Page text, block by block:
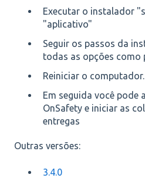
Executar o instalador
"aplicativo"
Seguir os passos da
todas as opções como
Reiniciar o computador.
Em seguida você pode
OnSafety e iniciar as
entregas
Outras versões:
3.4.0